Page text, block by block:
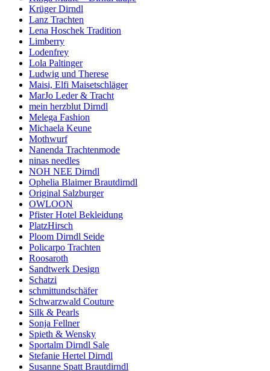
Krüger Dirndl
Lanz Trachten
Lena Hoschek Tradition
Limberry
Lodenfrey
Lola Paltinger
Ludwig und Therese
Maisi, Elfi Maisetschläger
MarJo Leder & Tracht
mein herzblut Dirndl
Melega Fashion
Michaela Keune
Mothwurf
Nanenda Trachtenmode
ninas needles
NOH NEE Dirndl
Ophelia Blaimer Brautdirndl
Original Salzburger
OWLOON
Pfister Hotel Bekleidung
PlatzHirsch
Ploom Dirndl Seide
Policarpo Trachten
Roosaroth
Sandtwerk Design
Schatzi
schmittundschäfer
Schwarzwald Couture
Silk & Pearls
Sonja Fellner
Spieth & Wensky
Sportalm Dirndl Sale
Stefanie Hertel Dirndl
Susanne Spatt Brautdirndl